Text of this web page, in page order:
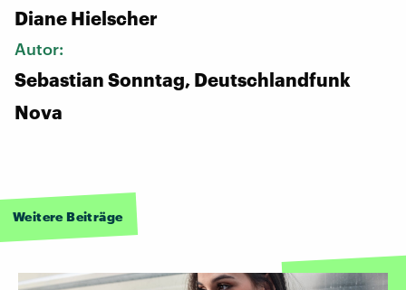
Diane Hielscher
Autor:
Sebastian Sonntag, Deutschlandfunk
Nova
Weitere Beiträge